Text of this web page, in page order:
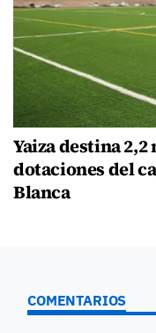
Yaiza destina
dotaciones del
Blanca
COMENTARIOS